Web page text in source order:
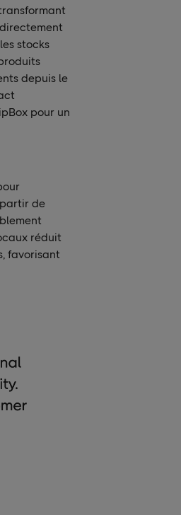
stocks
depuis le
pour un
de
réduit
favorisant